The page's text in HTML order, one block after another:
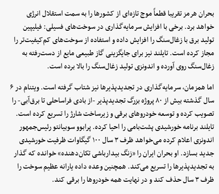
بحران هرمز تقریبا قطعاً موج تازه‌ای از کشورها را به سمت استقلال انرژی
خواهد برد. برخی با افزایش سرمایه‌گذاری در سوخت‌های فسیلی: فیلیپین
تولید برق با زغال‌سنگ را افزایش داده و استفاده از سوخت‌های کم‌کیفیت‌تر را
مجاز کرده است. تایلند نیز برای جایگزینی گاز طبیعی مایع از دست‌رفته به
زغال‌سنگ روی آورده و اندونزی تولید زغال‌سنگ را بالا برده است.
اما همزمان، سرمایه‌گذاری در تجدیدپذیرها نیز شتاب گرفته است. ویتنام در ۶
سال گذشته بیش از ۸۰ پروژه بزرگ تجدیدپذیر -از بادی فراساحلی تا برق‌آبی- را
تصویب کرده و توسعه خودروهای برقی و زیرساخت شارژ را تسریع کرده است.
تایلند برنامه خورشیدی پشت‌بامی را احیا کرده. پرابوو سوبیانتو رئیس‌جمهور
اندونزی اعلام کرده می‌خواهد ظرف ۳ سال ۱۰۰ گیگاوات ظرفیت خورشیدی
جدید بسازد. او بحران ایران را «زنگ بیدارباشی تکان‌دهنده» خوانده که گذار
به تجدیدپذیرها را تسریع می‌کند. همچنین وعده داده یارانه عظیم سوخت را
ظرف ۳ سال حذف کند و در نهایت همه خودروها را برقی کند.